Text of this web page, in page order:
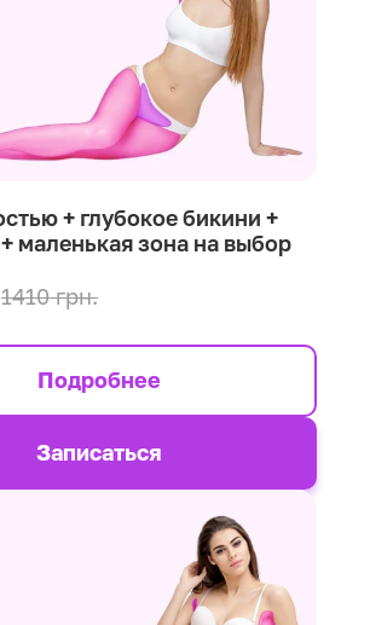
+ глубокое бикини +
маленькая зона на выбор
1410 грн.
Подробнее
Записаться